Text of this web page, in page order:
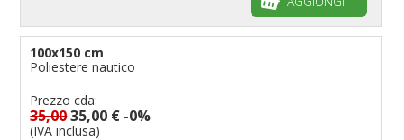
100x150 cm
Poliestere nautico
Prezzo cda:
35,0035,00 € -0%
(IVA inclusa)